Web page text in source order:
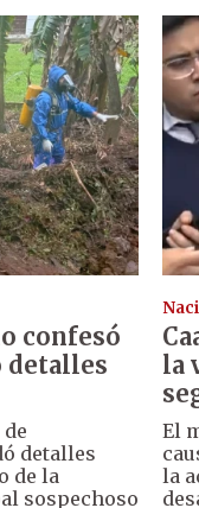
confesó
detalles
detalles
de la
sospechoso
la
El
la